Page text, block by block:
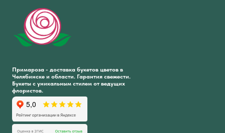
Примароза - доставка букетов цветов в
Челябинске и области. Гарантия свежести.
Букеты с уникальным стилем от ведущих
флористов.